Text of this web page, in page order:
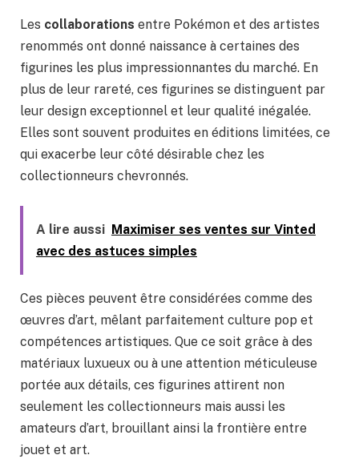
Les collaborations entre Pokémon et des artistes
renommés ont donné naissance à certaines des
figurines les plus impressionnantes du marché. En
plus de leur rareté, ces figurines se distinguent par
leur design exceptionnel et leur qualité inégalée.
Elles sont souvent produites en éditions limitées, ce
qui exacerbe leur côté désirable chez les
collectionneurs chevronnés.
A lire aussi Maximiser ses ventes sur Vinted
avec des astuces simples
Ces pièces peuvent être considérées comme des
œuvres d’art, mêlant parfaitement culture pop et
compétences artistiques. Que ce soit grâce à des
matériaux luxueux ou à une attention méticuleuse
portée aux détails, ces figurines attirent non
seulement les collectionneurs mais aussi les
amateurs d’art, brouillant ainsi la frontière entre
jouet et art.